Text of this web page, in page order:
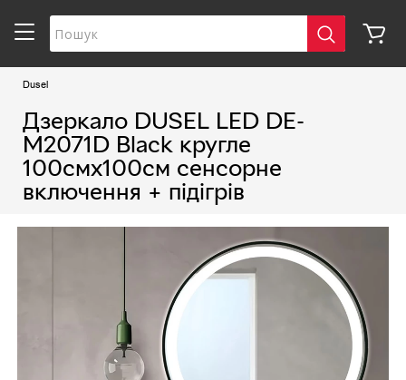
Dusel
Дзеркало DUSEL LED DE-
M2071D Black кругле
100смх100см сенсорне
включення + підігрів